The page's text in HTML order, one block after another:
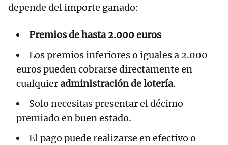
depende del importe ganado:
Premios de hasta 2.000 euros
Los premios inferiores o iguales a 2.000
euros pueden cobrarse directamente en
cualquieradministración de lotería.
Solo necesitas presentar el décimo
premiado en buen estado.
El pago puede realizarse en efectivo o